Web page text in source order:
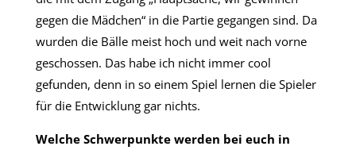
gegen die Mädchen“ in die Partie gegangen sind. Da
wurden die Bälle meist hoch und weit nach vorne
geschossen. Das habe ich nicht immer cool
gefunden, denn in so einem Spiel lernen die Spieler
für die Entwicklung gar nichts.
Welche Schwerpunkte werden bei euch in